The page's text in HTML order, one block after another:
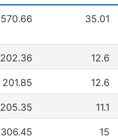
570.66 35.01
202.36 12.6
201.85 12.6
205.35 11.1
306.45 15